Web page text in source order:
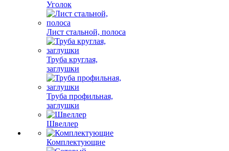
Уголок
Лист стальной, полоса
Труба круглая,
заглушки
Труба профильная,
заглушки
Швеллер
Комплектующие